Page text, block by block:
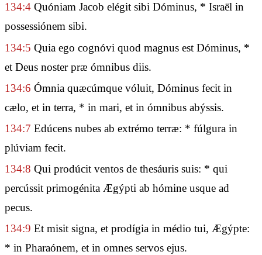
134:4 Quóniam Jacob elégit sibi Dóminus, * Israël in
possessiónem sibi.
134:5 Quia ego cognóvi quod magnus est Dóminus, *
et Deus noster præ ómnibus diis.
134:6 Ómnia quæcúmque vóluit, Dóminus fecit in
cælo, et in terra, * in mari, et in ómnibus abýssis.
134:7 Edúcens nubes ab extrémo terræ: * fúlgura in
plúviam fecit.
134:8 Qui prodúcit ventos de thesáuris suis: * qui
percússit primogénita Ægýpti ab hómine usque ad
pecus.
134:9 Et misit signa, et prodígia in médio tui, Ægýpte:
* in Pharaónem, et in omnes servos ejus.